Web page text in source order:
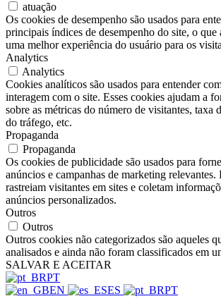
atuação
Os cookies de desempenho são usados para
principais índices de desempenho do site, o que
uma melhor experiência do usuário para os
Analytics
Analytics
Cookies analíticos são usados para entender
interagem com o site. Esses cookies ajudam a
sobre as métricas do número de visitantes, taxa
do tráfego, etc.
Propaganda
Propaganda
Os cookies de publicidade são usados para
anúncios e campanhas de marketing relevantes.
rastreiam visitantes em sites e coletam
anúncios personalizados.
Outros
Outros
Outros cookies não categorizados são aqueles
analisados e ainda não foram classificados em
SALVAR E ACEITAR
PT
EN
ES PT